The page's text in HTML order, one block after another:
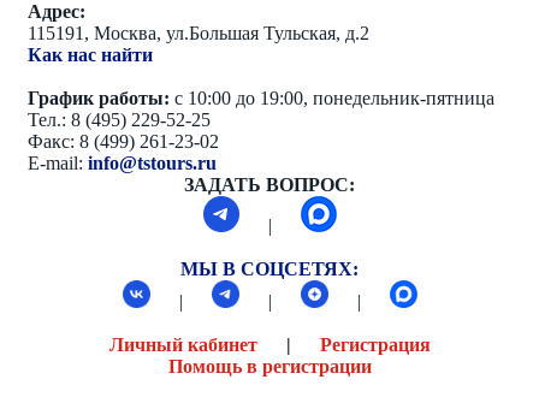
Адрес:
115191, Москва, ул.Большая Тульская, д.2
Как нас найти
График работы: с 10:00 до 19:00, понедельник-пятница
Тел.: 8 (495) 229-52-25
Факс: 8 (499) 261-23-02
E-mail: info@tstours.ru
ЗАДАТЬ ВОПРОС:
|
МЫ В СОЦСЕТЯХ:
|
| |
Личный кабинет| Регистрация
Помощь в регистрации